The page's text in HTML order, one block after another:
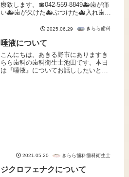
療致します。☎042-559-8849🚑歯が痛
い🚑歯が欠けた🚑ぶつけた🚑入れ歯が
科検診をしたい🚑歯並びを相談したい
けの歯医者さんのある...
2025.06.29 きらら歯科
唾液について
こんにちは。あきる野市にありますき
らら歯科の歯科衛生士池田です。本日
は『唾液』についてお話ししたいと思
2021.05.20 きらら歯科歯科衛生士
ジクロフェナクについて